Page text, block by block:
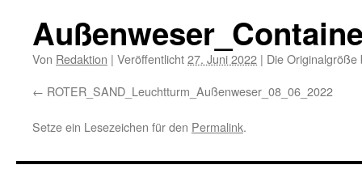
Von Redaktion | Veröffentlicht27. Juni 2022 | Die
ROTER_SAND_Leuchtturm_Außenweser_08_06_2022
Setze ein Lesezeichen für den Permalink.